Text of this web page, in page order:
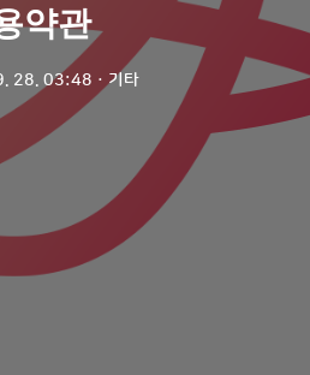
약관
28. 03:48 ㆍ기타